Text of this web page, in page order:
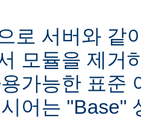
로 서버와 같
모듈을 제거
가능한 표준
어는 "Base"